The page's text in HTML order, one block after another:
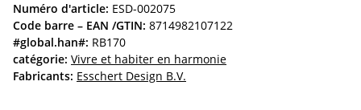
Numéro d'article: ESD-002075
Code barre – EAN /GTIN: 8714982107122
#global.han#: RB170
catégorie: Vivre et habiter en harmonie
Fabricants: Esschert Design B.V.